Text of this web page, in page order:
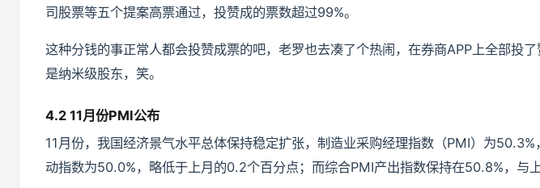
司股票等五个提案高票通过，投赞成的票数超过99%。
这种分钱的事正常人都会投赞成票的吧，老罗也去凑了个热闹，在券商APP上全部投
是纳米级股东，笑。
4.2 11月份PMI公布
11月份，我国经济景气水平总体保持稳定扩张，制造业采购经理指数（PMI）为
动指数为50.0%，略低于上月的0.2个百分点；而综合PMI产出指数保持在50.8%，与上